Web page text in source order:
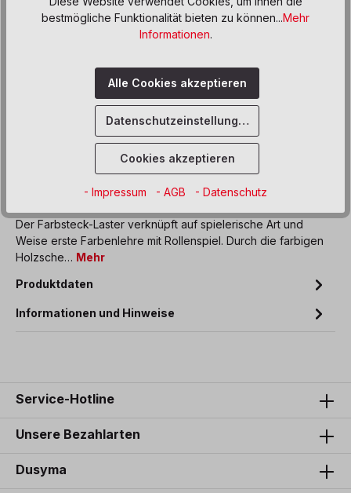
59,00 €*
Preise inkl. MwSt. zzgl. Versand- bzw. Frachtkosten
Produkt Anzahl: Gib den
In den Warenkorb
Sofort verfügbar, Lieferzeit: 5 Werktage
Zum Merkzettel hinzufügen
Beschreibung
Der Farbsteck-Laster verknüpft auf spielerische Art und
Weise erste Farbenlehre mit Rollenspiel. Durch die farbigen
Holzsche… Mehr
Produktdaten
Informationen und Hinweise
Service-Hotline
Unsere Bezahlarten
Dusyma
bestmögliche Funktionalität bieten zu können...Mehr
Informationen.
Alle Cookies akzeptieren
Datenschutzeinstellungen
Cookies akzeptieren
- Impressum - AGB - Datenschutz